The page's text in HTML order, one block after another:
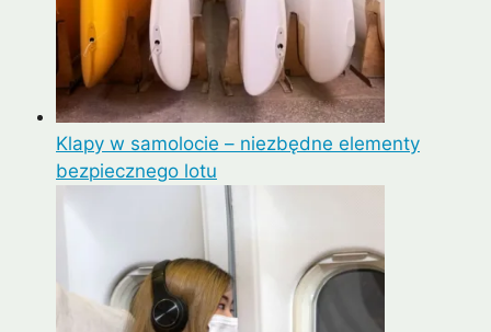
Klapy w samolocie – niezbędne elementy
bezpiecznego lotu